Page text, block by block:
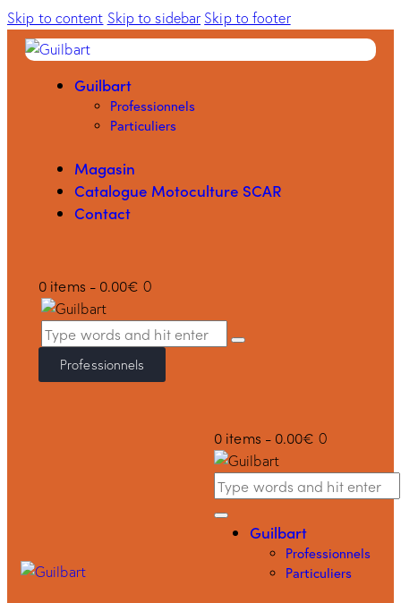
Skip to content Skip to sidebar Skip to footer
Guilbart
Professionnels
Particuliers
Magasin
Catalogue Motoculture SCAR
Contact
0 items - 0.00€ 0
Professionnels
0 items - 0.00€ 0
Guilbart
Professionnels
Particuliers